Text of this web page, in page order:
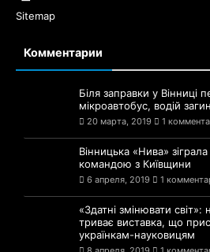
Sitemap
Комментарии
Біля заправки у Вінниці
мікроавтобус, водій
20 марта, 2019 1
Вінницька «Нива»
командою з Київщини
6 апреля, 2019 1
«Здатні змінювати світ»:
триває виставка, що
українкам-науковицям